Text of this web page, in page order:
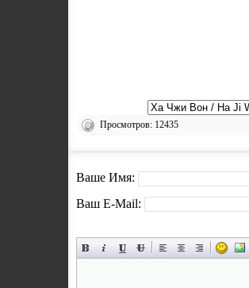
Просмотров: 12435
Ваше Имя:
Ваш E-Mail: